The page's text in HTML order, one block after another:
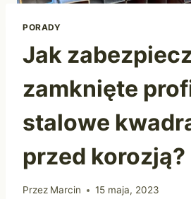
PORADY
Jak
zamknięte
stalowe
przed korozją?
Przez Marcin 15 maja, 2023